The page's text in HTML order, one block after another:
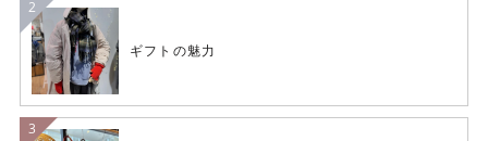
ギフトの魅力